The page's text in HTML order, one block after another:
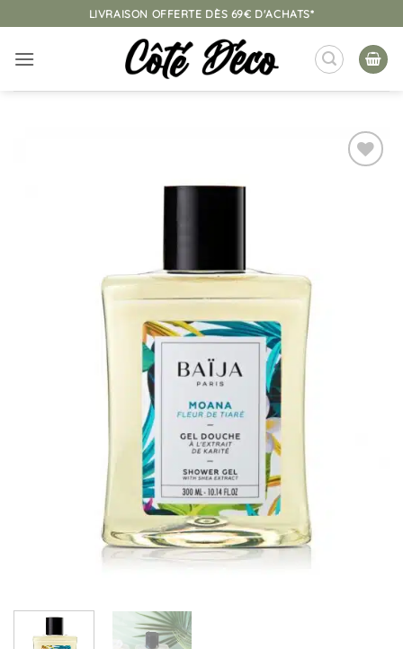
au
contenu
LIVRAISON OFFERTE DÈS 69€ D'ACHATS*